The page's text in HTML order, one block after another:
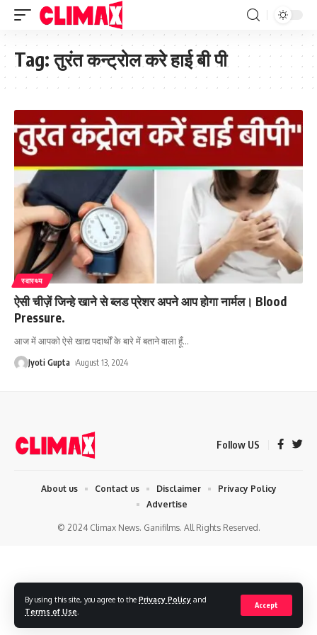
By using this site, you agree to the Privacy Policy and
Terms of Use
Accept
Tag:तुरंत कन्ट्रोल करे हाई बी पी
स्वास्थ्य
ऐसी चीज़ें जिन्हे खाने से ब्लड प्रेशर अपने आप होगा नार्मल। Blood
Pressure.
आज में आपको ऐसे खाद्य पदार्थों के बारे में बताने वाला हूँ…
Jyoti Gupta August 13, 2024
Follow US
© 2024 Climax News. Ganifilms. All Rights Reserved.
About us Contact us Disclaimer
Privacy Policy
Advertise